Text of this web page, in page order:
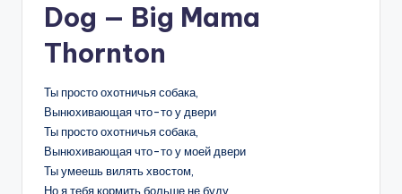
Dog — Big Mama
Thornton
Ты просто охотничья собака,
Вынюхивающая что-то у двери
Ты просто охотничья собака,
Вынюхивающая что-то у моей двери
Ты умеешь вилять хвостом,
Но я тебя кормить больше не буду